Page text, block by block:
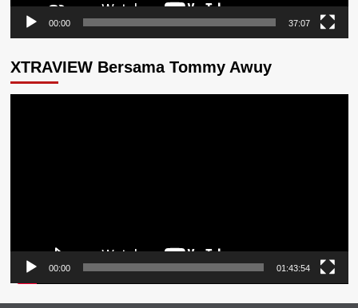
00:00 37:07
XTRAVIEW Bersama Tommy Awuy
00:00 01:43:54